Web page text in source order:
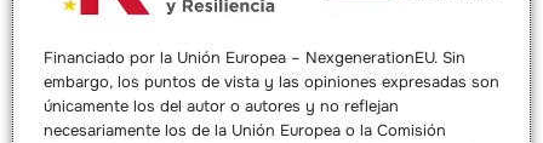
Financiado por la Unión Europea – NexgenerationEU. Sin
embargo, los puntos de vista y las opiniones expresadas son
únicamente los del autor o autores y no reflejan
necesariamente los de la Unión Europea o la Comisión